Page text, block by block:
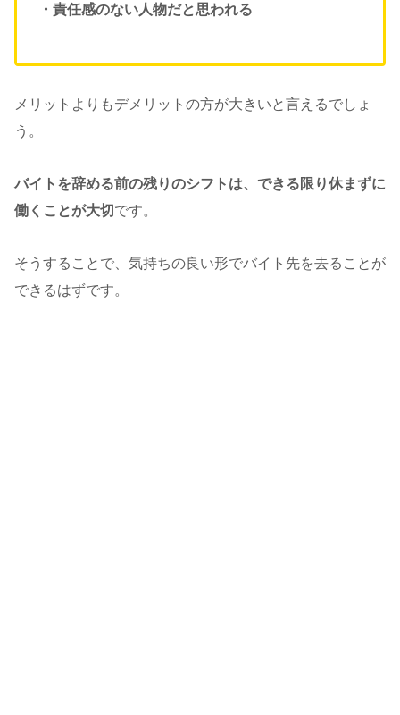
・責任感のない人物だと思われる
メリットよりもデメリットの方が大きいと言えるでしょ
う。
バイトを辞める前の残りのシフトは、できる限り休まずに
働くことが大切 です。
そうすることで、気持ちの良い形でバイト先を去ることが
できるはずです。